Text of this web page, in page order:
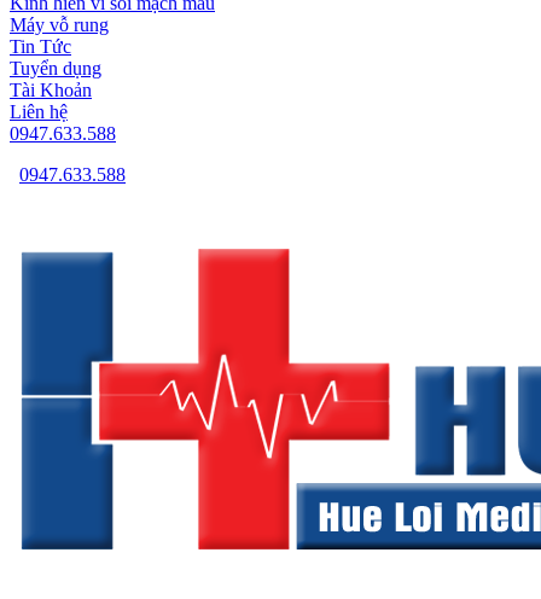
Máy vỗ rung
Tin Tức
Tuyển dụng
Tài Khoản
Liên hệ
0947.633.588
0947.633.588